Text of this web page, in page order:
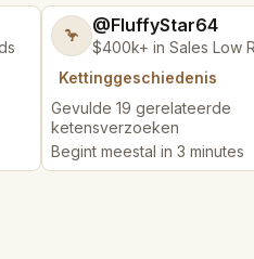
🦩 @FluffyStar64
$400k+ in Sales Low
Kettinggeschiedenis
Gevulde 19 gerelateerde
ketensverzoeken
Begint meestal in 3 minutes